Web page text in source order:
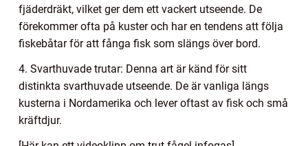
fjäderdräkt, vilket ger dem ett vackert utseende. De
förekommer ofta på kuster och har en tendens att följa
fiskebåtar för att fånga fisk som slängs över bord.
4. Svarthuvade trutar: Denna art är känd för sitt
distinkta svarthuvade utseende. De är vanliga längs
kusterna i Nordamerika och lever oftast av fisk och små
kräftdjur.